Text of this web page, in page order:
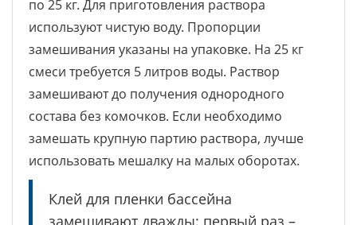
по 25 кг. Для приготовления раствора
используют чистую воду. Пропорции
замешивания указаны на упаковке. На 25 кг
смеси требуется 5 литров воды. Раствор
замешивают до получения однородного
состава без комочков. Если необходимо
замешать крупную партию раствора, лучше
использовать мешалку на малых оборотах.
Клей для пленки бассейна